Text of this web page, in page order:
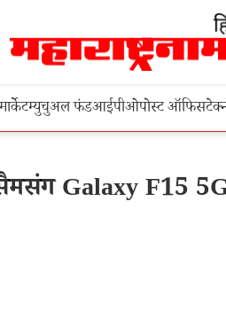
म्युचुअल फंडआईपीओपोस्ट ऑफिस
Galaxy F15